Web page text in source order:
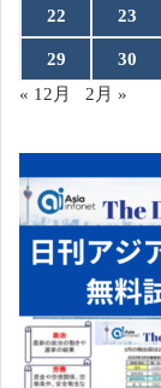
22 23
29 30
« 12月
2月 »